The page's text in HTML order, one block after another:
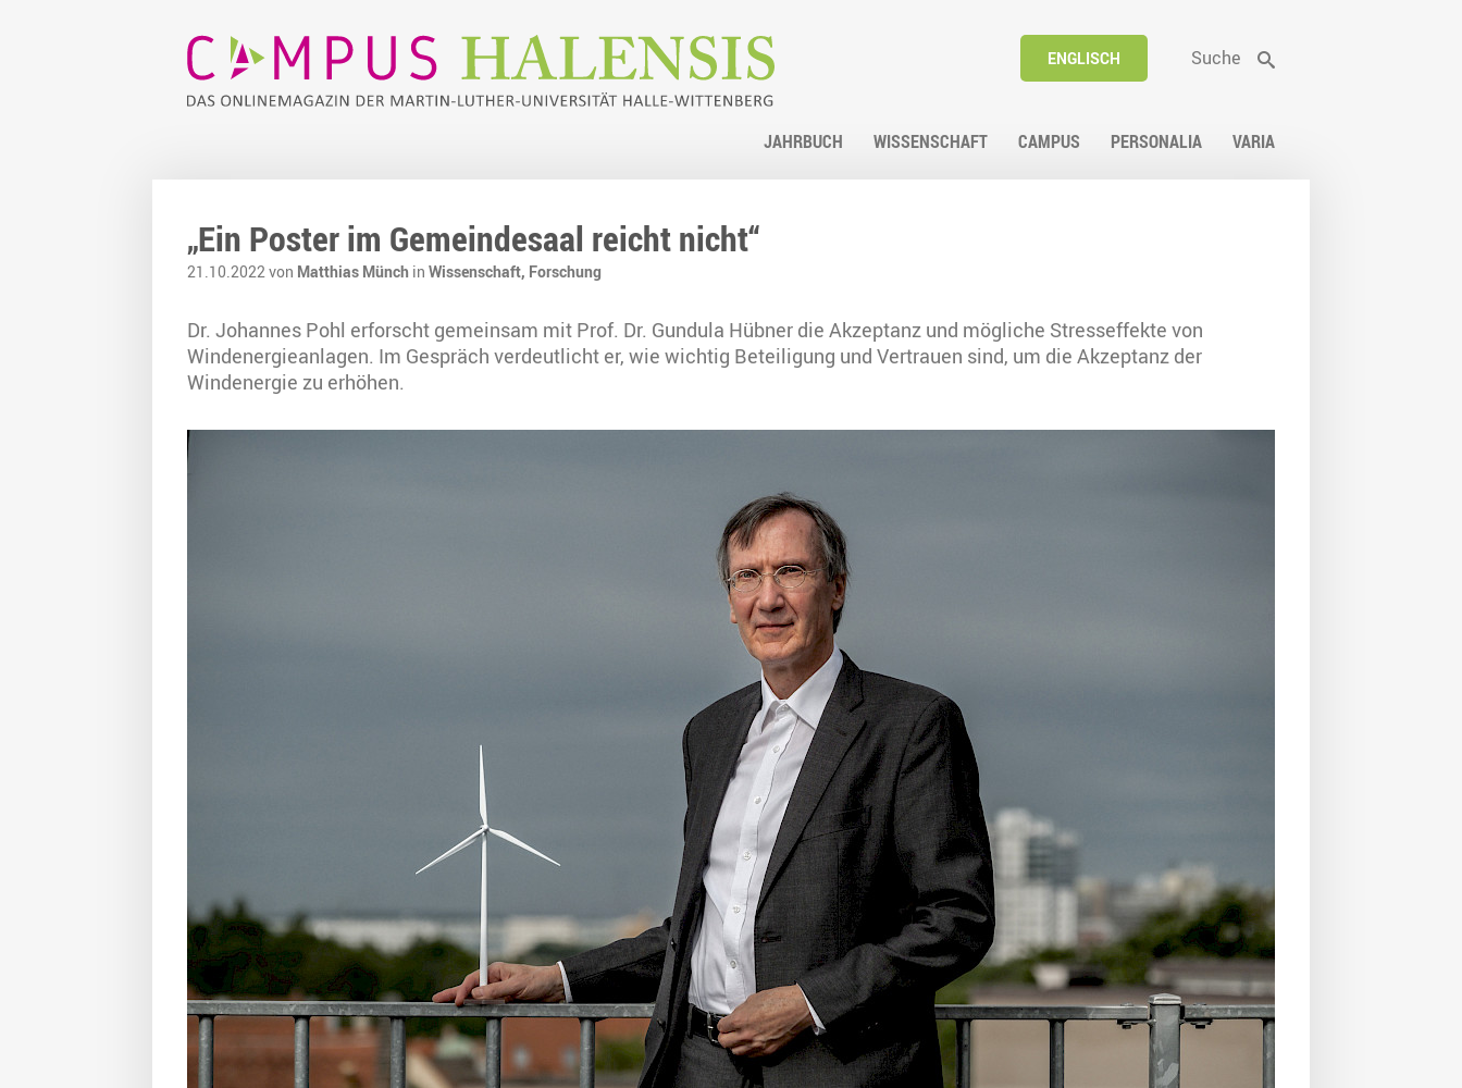
ENGLISCH Suche
JAHRBUCH WISSENSCHAFT CAMPUS PERSONALIA VARIA
„Ein Poster im Gemeindesaal reicht nicht“
21.10.2022 von Matthias Münch in Wissenschaft, Forschung
Dr. Johannes Pohl erforscht gemeinsam mit Prof. Dr. Gundula Hübner die Akzeptanz und mögliche Stresseffekte von
Windenergieanlagen. Im Gespräch verdeutlicht er, wie wichtig Beteiligung und Vertrauen sind, um die Akzeptanz der
Windenergie zu erhöhen.